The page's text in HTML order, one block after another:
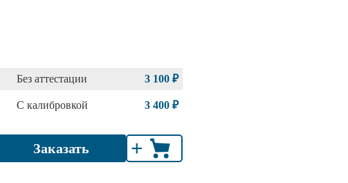
3 100 ₽
Без аттестации
3 400 ₽
С калибровкой
Заказать +